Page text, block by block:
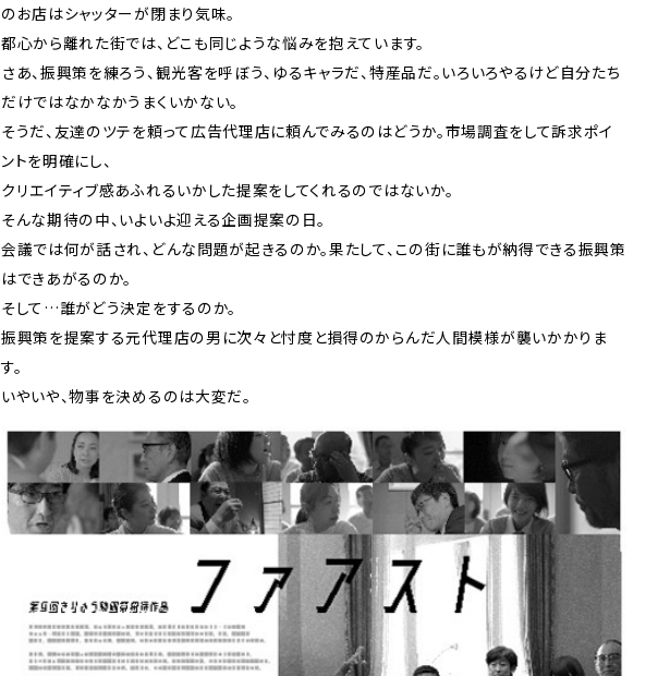
のお店はシャッターが閉まり気味。
都心から離れた街では、どこも同じような悩みを抱えています。
さあ、振興策を練ろう、観光客を呼ぼう、ゆるキャラだ、特産品だ。いろいろやるけど自分たち
だけではなかなかうまくいかない。
そうだ、友達のツテを頼って広告代理店に頼んでみるのはどうか。市場調査をして訴求ポイ
ントを明確にし、
クリエイティブ感あふれるいかした提案をしてくれるのではないか。
そんな期待の中、いよいよ迎える企画提案の日。
会議では何が話され、どんな問題が起きるのか。果たして、この街に誰もが納得できる振興策
はできあがるのか。
そして…誰がどう決定をするのか。
振興策を提案する元代理店の男に次々と忖度と損得のからんだ人間模様が襲いかかりま
す。
いやいや、物事を決めるのは大変だ。